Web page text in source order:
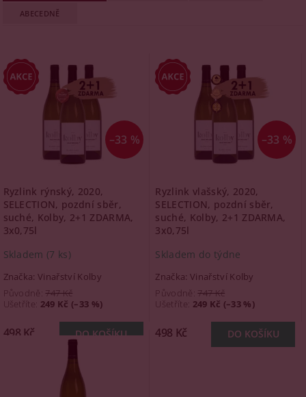
ABECEDNĚ
–33 %
Ryzlink rýnský, 2020,
SELECTION, pozdní sběr,
suché, Kolby, 2+1 ZDARMA,
3x0,75l
Skladem (7 ks)
Značka:Vinařství Kolby
Původně:747 Kč
Ušetříte: 249 Kč (–33 %)
498 Kč
–33 %
Ryzlink vlašský, 2020,
SELECTION, pozdní sběr,
suché, Kolby, 2+1 ZDARMA,
3x0,75l
Skladem do týdne
Značka: Vinařství Kolby
Původně:747 Kč
Ušetříte: 249 Kč (–33 %)
498 Kč